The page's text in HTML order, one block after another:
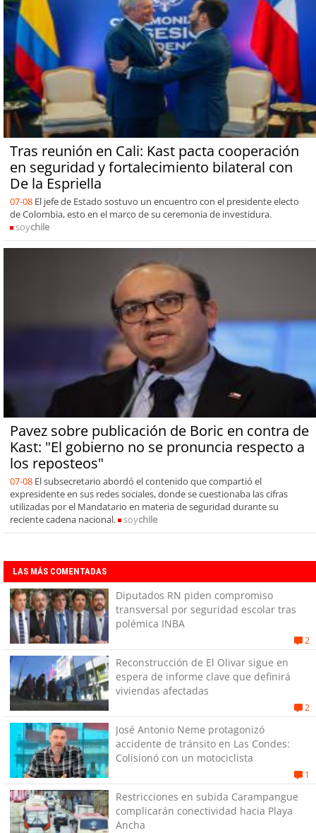
Tras reunión en Cali: Kast pacta cooperación
en seguridad y fortalecimiento bilateral con
De la Espriella
07-08 El jefe de Estado sostuvo un encuentro con el presidente electo
de Colombia, esto en el marco de su ceremonia de investidura.
soychile
Pavez sobre publicación de Boric en contra de
Kast: "El gobierno no se pronuncia respecto a
los reposteos"
07-08 El subsecretario abordó el contenido que compartió el
expresidente en sus redes sociales, donde se cuestionaba las cifras
utilizadas por el Mandatario en materia de seguridad durante su
reciente cadena nacional.
soychile
LAS MÁS COMENTADAS
Diputados RN piden compromiso
transversal por seguridad escolar tras
polémica INBA
2
Reconstrucción de El Olivar sigue en
espera de informe clave que definirá
viviendas afectadas
2
José Antonio Neme protagonizó
accidente de tránsito en Las Condes:
Colisionó con un motociclista
1
Restricciones en subida Carampangue
complicarán conectividad hacia Playa
Ancha